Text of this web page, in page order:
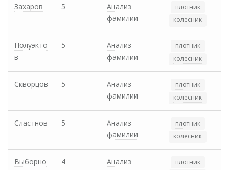
Захаров 5
Анализ
фамилии
плотник
колесник
Полуэкто
в
5
Анализ
фамилии
плотник
колесник
Скворцов 5
Анализ
фамилии
плотник
колесник
Сластнов 5
Анализ
фамилии
плотник
колесник
Выборно
4
Анализ
плотник